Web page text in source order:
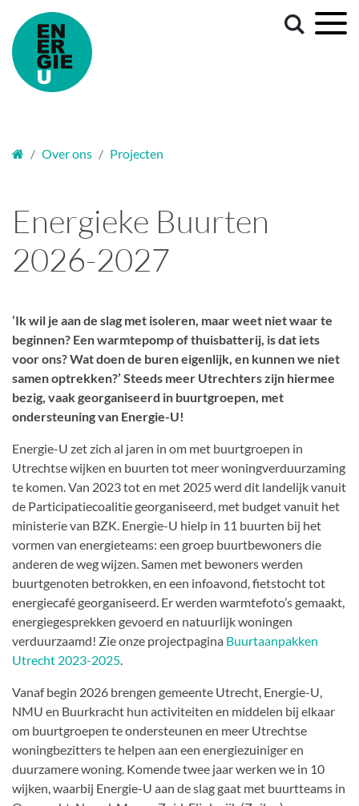
Welkom
Over ons Projecten
Energieke Buurten
2026-2027
‘Ik wil je aan de slag met isoleren, maar weet niet waar te
beginnen? Een warmtepomp of thuisbatterij, is dat iets
voor ons? Wat doen de buren eigenlijk, en kunnen we niet
samen optrekken?’ Steeds meer Utrechters zijn hiermee
bezig, vaak georganiseerd in buurtgroepen, met
ondersteuning van Energie-U!
Energie-U zet zich al jaren in om met buurtgroepen in
Utrechtse wijken en buurten tot meer woningverduurzaming
te komen. Van 2023 tot en met 2025 werd dit landelijk vanuit
de Participatiecoalitie georganiseerd, met budget vanuit het
ministerie van BZK. Energie-U hielp in 11 buurten bij het
vormen van energieteams: een groep buurtbewoners die
anderen de weg wijzen. Samen met bewoners werden
buurtgenoten betrokken, en een infoavond, fietstocht tot
energiecafé georganiseerd. Er werden warmtefoto’s gemaakt,
energiegesprekken gevoerd en natuurlijk woningen
verduurzaamd! Zie onze projectpagina Buurtaanpakken
Utrecht 2023-2025.
Vanaf begin 2026 brengen gemeente Utrecht, Energie-U,
NMU en Buurkracht hun activiteiten en middelen bij elkaar
om buurtgroepen te ondersteunen en meer Utrechtse
woningbezitters te helpen aan een energiezuiniger en
duurzamere woning. Komende twee jaar werken we in 10
wijken, waarbij Energie-U aan de slag gaat met buurtteams in